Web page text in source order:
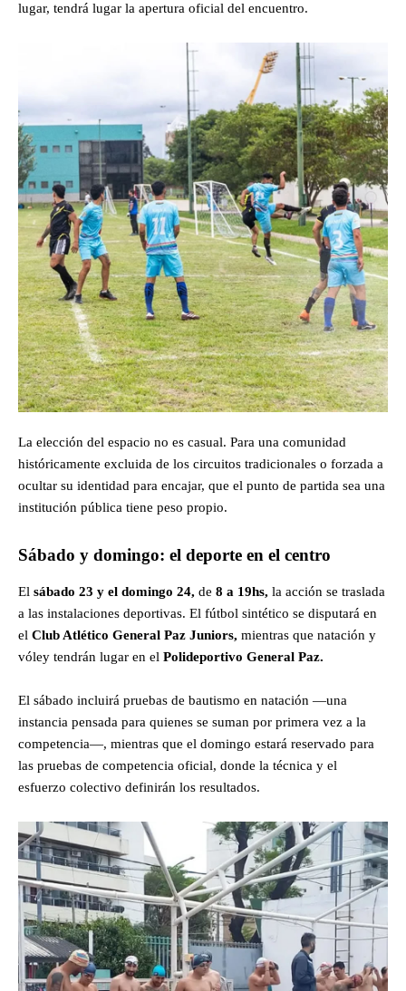
lugar, tendrá lugar la apertura oficial del encuentro.
La elección del espacio no es casual. Para una comunidad
históricamente excluida de los circuitos tradicionales o forzada a
ocultar su identidad para encajar, que el punto de partida sea una
institución pública tiene peso propio.
Sábado y domingo: el deporte en el centro
El sábado 23 y el domingo 24, de 8 a 19hs, la acción se traslada
a las instalaciones deportivas. El fútbol sintético se disputará en
el Club Atlético General Paz Juniors, mientras que natación y
vóley tendrán lugar en el Polideportivo General Paz.
El sábado incluirá pruebas de bautismo en natación —una
instancia pensada para quienes se suman por primera vez a la
competencia—, mientras que el domingo estará reservado para
las pruebas de competencia oficial, donde la técnica y el
esfuerzo colectivo definirán los resultados.